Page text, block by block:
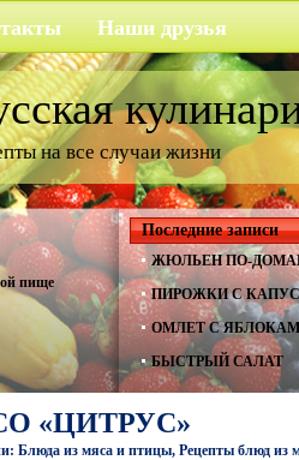
на все случаи жизни
Наши друзья
пище
Последние записи
ЖЮЛЬЕН ПО-
ПИРОЖКИ С
ОМЛЕТ С
БЫСТРЫЙ САЛАТ
«ЦИТРУС»
Блюда из мяса и птицы, Рецепты блюд из